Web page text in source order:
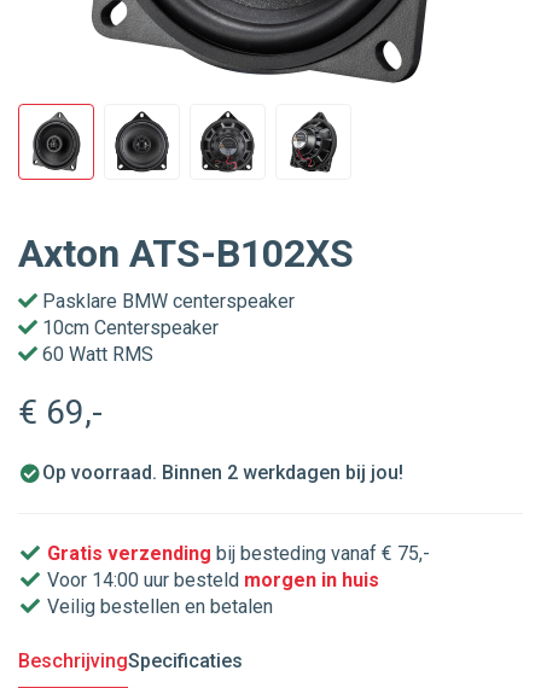
Axton ATS-B102XS
Pasklare BMW centerspeaker
10cm Centerspeaker
60 Watt RMS
€ 69,-
Op voorraad. Binnen 2 werkdagen bij jou!
Gratis verzending bij besteding vanaf € 75,-
Voor 14:00 uur besteld morgen in huis
Veilig bestellen en betalen
BeschrijvingSpecificaties